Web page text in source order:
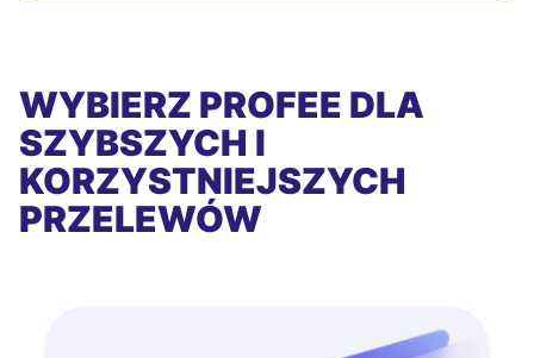
WYBIERZ PROFEE DLA
SZYBSZYCH I
KORZYSTNIEJSZYCH
PRZELEWÓW